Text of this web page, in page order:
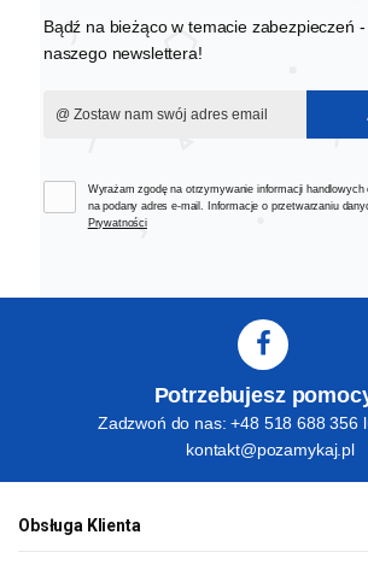
Bądź na bieżąco w temacie zabezpieczeń
naszego newslettera!
Wyrażam zgodę na otrzymywanie informacji
na podany adres e-mail. Informacje o przetwarzaniu
Prywatności
Potrzebujesz
Zadzwoń do nas: +48 518 688 356
kontakt@pozamykaj.pl
Obsługa Klienta